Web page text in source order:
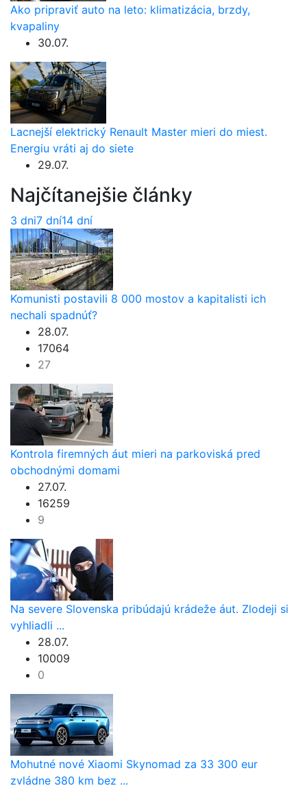
Ako pripraviť auto na leto: klimatizácia, brzdy,
kvapaliny
30.07.
Lacnejší elektrický Renault Master mieri do miest.
Energiu vráti aj do siete
29.07.
Najčítanejšie články
3 dni7 dní14 dní
Komunisti postavili 8 000 mostov a kapitalisti ich
nechali spadnúť?
28.07.
17064
27
Kontrola firemných áut mieri na parkoviská pred
obchodnými domami
27.07.
16259
9
Na severe Slovenska pribúdajú krádeže áut. Zlodeji si
vyhliadli ...
28.07.
10009
0
Mohutné nové Xiaomi Skynomad za 33 300 eur
zvládne 380 km bez ...